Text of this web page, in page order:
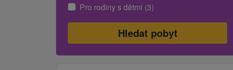
Pro rodiny s dětmi (3)